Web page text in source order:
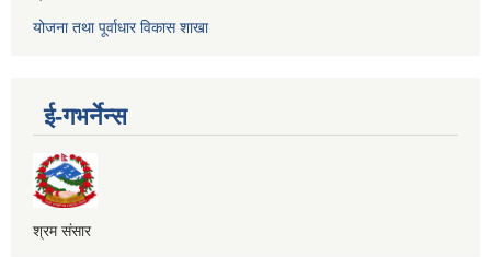
योजना तथा पूर्वाधार विकास शाखा
ई-गभर्नेन्स
श्रम संसार